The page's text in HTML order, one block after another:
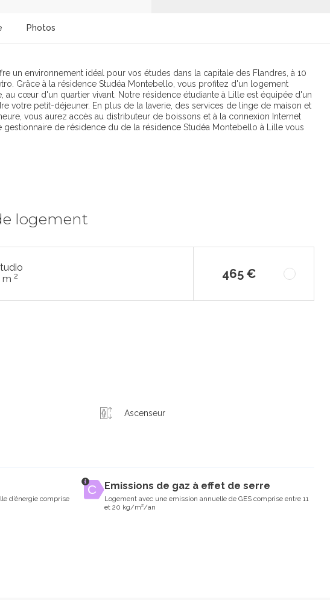
Photos
un environnement idéal pour vos études dans la capitale des Flandres, à 10
Grâce à la résidence Studéa Montebello, vous profitez d'un logement
au cœur d'un quartier vivant. Notre résidence étudiante à Lille est équipée d'un
votre petit-déjeuner. En plus de la laverie, des services de linge de maison et
vous aurez accès au distributeur de boissons et à la connexion Internet
gestionnaire de résidence du de la résidence Studéa Montebello à Lille vous
logement
m 2 465 €
Ascenseur
d’énergie comprise
Emissions de gaz à effet de serre
Logement avec une emission annuelle de GES comprise entre 11
et 20 kg/m²/an